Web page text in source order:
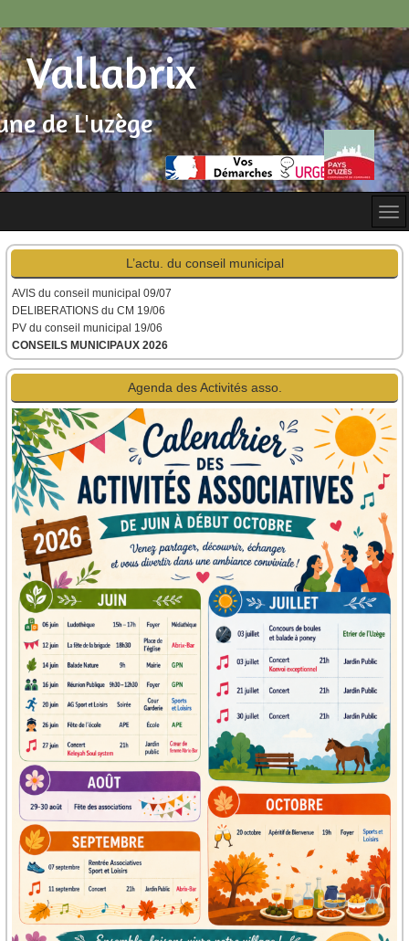
de L'uzège
Vallabrix
L’actu. du conseil municipal
AVIS du conseil municipal 09/07
DELIBERATIONS du CM 19/06
PV du conseil municipal 19/06
CONSEILS MUNICIPAUX 2026
Agenda des Activités asso.